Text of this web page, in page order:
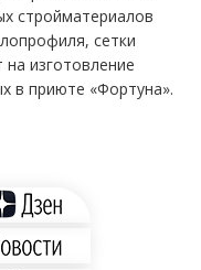
стройматериалов
сетки
изготовление
в приюте «Фортуна».